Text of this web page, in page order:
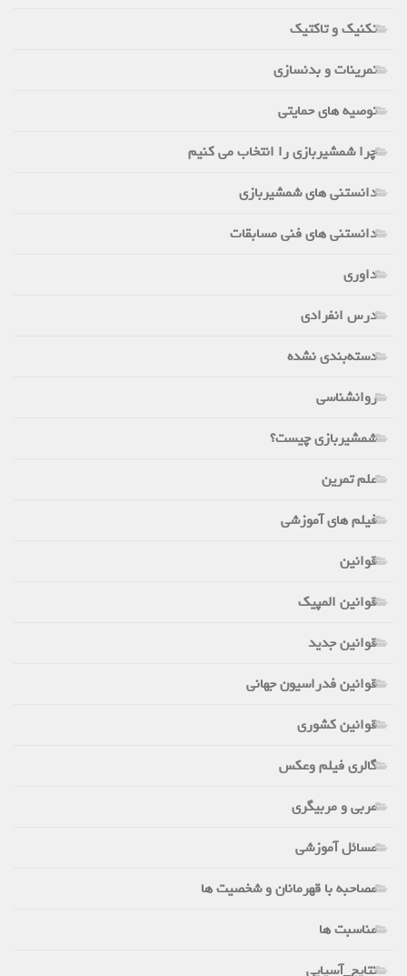
تکنیک و تاکتیک
تمرینات و بدنسازی
توصیه های حمایتی
چرا شمشیربازی را انتخاب می کنیم
دانستنی های شمشیربازی
دانستنی های فنی مسابقات
داوری
درس انفرادی
دسته‌بندی نشده
روانشناسی
شمشیربازی چیست؟
علم تمرین
فیلم های آموزشی
قوانین
قوانین المپیک
قوانین جدید
قوانین فدراسیون جهانی
قوانین کشوری
گالری فیلم وعکس
مربی و مربیگری
مسائل آموزشی
مصاحبه با قهرمانان و شخصیت ها
مناسبت ها
نتایج_آسیایی